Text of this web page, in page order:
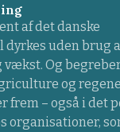
af det danske
uden brug
vækst. Og
og
frem – også i det
organisationer,